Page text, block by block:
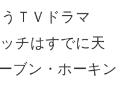
ＴＶドラマ
チはすでに天
ブン・ホーキン